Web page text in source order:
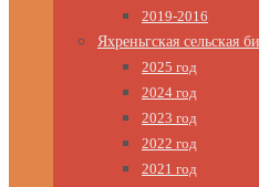
2019-2016
Яхреньгская сельская
2025 год
2024 год
2023 год
2022 год
2021 год